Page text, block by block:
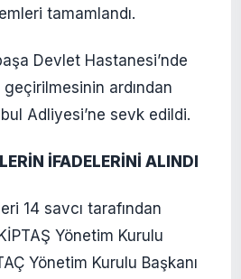
tamamlandı.
Devlet Hastanesi’nde
ardından
Adliyesi’ne sevk edildi.
İFADELERİNİ ALINDI
14 savcı tarafından
Yönetim Kurulu
Yönetim Kurulu Başkanı